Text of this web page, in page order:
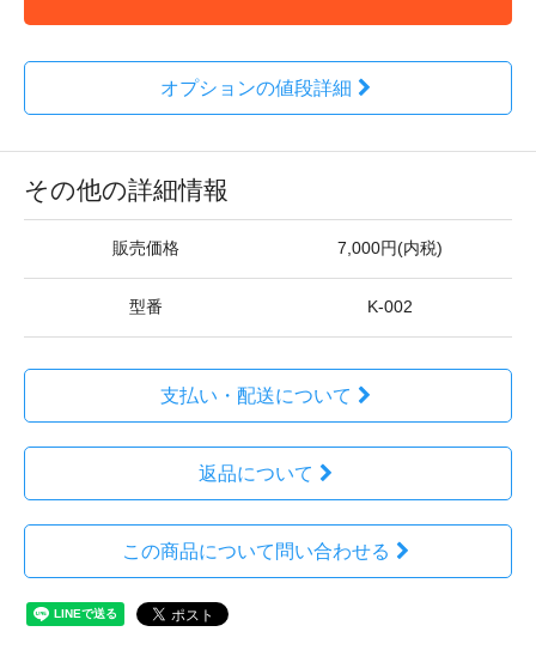
オプションの値段詳細
その他の詳細情報
販売価格 7,000円(内税)
型番 K-002
支払い・配送について
返品について
この商品について問い合わせる